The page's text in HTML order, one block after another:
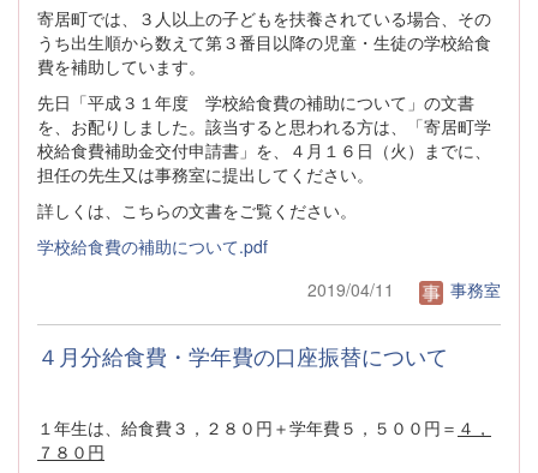
寄居町では、３人以上の子どもを扶養されている場合、その
うち出生順から数えて第３番目以降の児童・生徒の学校給食
費を補助しています。
先日「平成３１年度 学校給食費の補助について」の文書
を、お配りしました。該当すると思われる方は、「寄居町学
校給食費補助金交付申請書」を、４月１６日（火）までに、
担任の先生又は事務室に提出してください。
詳しくは、こちらの文書をご覧ください。
学校給食費の補助について.pdf
2019/04/11
事務室
４月分給食費・学年費の口座振替について
１年生は、給食費３，２８０円＋学年費５，５００円＝ ４，
７８０円